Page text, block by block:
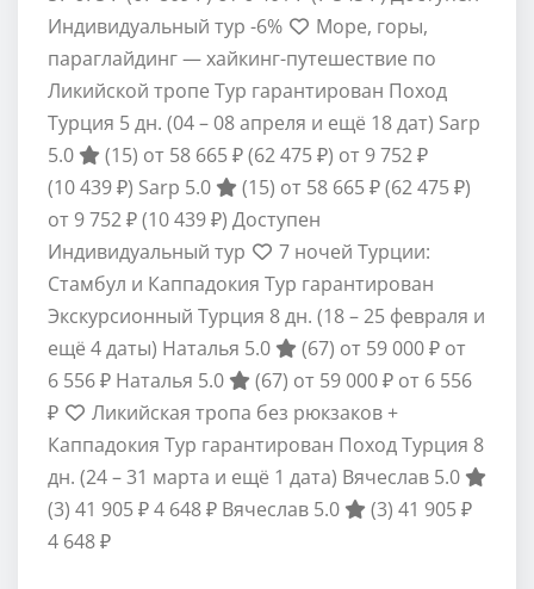
Индивидуальный тур -6%
Море, горы,
параглайдинг — хайкинг-путешествие по
Ликийской тропе Тур гарантирован Поход
Турция 5 дн. (04 – 08 апреля и ещё 18 дат) Sarp
5.0
(15) от 58 665 ₽(62 475 ₽) от 9 752 ₽
(10 439 ₽) Sarp 5.0 (15) от 58 665 ₽(62 475 ₽)
от 9 752 ₽(10 439 ₽) Доступен
Индивидуальный тур
7 ночей Турции:
Стамбул и Каппадокия Тур гарантирован
Экскурсионный Турция 8 дн. (18 – 25 февраля и
ещё 4 даты) Наталья 5.0 (67) от 59 000 ₽ от
6 556 ₽ Наталья 5.0 (67) от 59 000 ₽ от 6 556
₽
Ликийская тропа без рюкзаков +
Каппадокия Тур гарантирован Поход Турция 8
дн. (24 – 31 марта и ещё 1 дата) Вячеслав 5.0
(3) 41 905 ₽4 648 ₽ Вячеслав 5.0 (3) 41 905 ₽
4 648 ₽